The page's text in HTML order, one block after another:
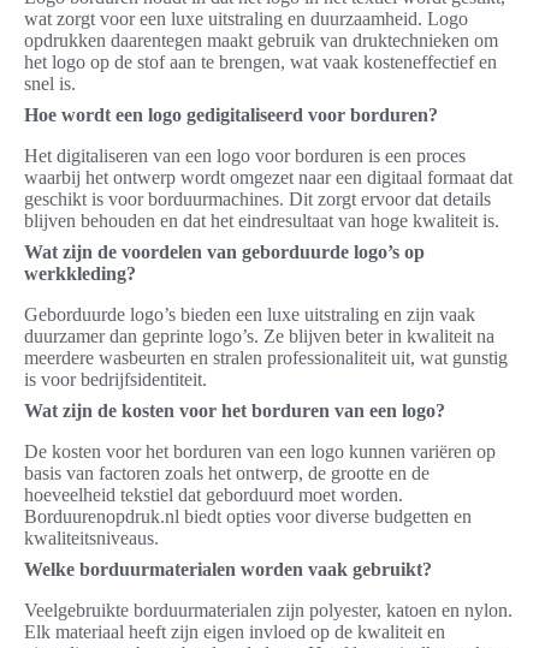
wat zorgt voor een luxe uitstraling en duurzaamheid. Logo
opdrukken daarentegen maakt gebruik van druktechnieken om
het logo op de stof aan te brengen, wat vaak kosteneffectief en
snel is.
Hoe wordt een logo gedigitaliseerd voor borduren?
Het digitaliseren van een logo voor borduren is een proces
waarbij het ontwerp wordt omgezet naar een digitaal formaat dat
geschikt is voor borduurmachines. Dit zorgt ervoor dat details
blijven behouden en dat het eindresultaat van hoge kwaliteit is.
Wat zijn de voordelen van geborduurde logo’s op
werkkleding?
Geborduurde logo’s bieden een luxe uitstraling en zijn vaak
duurzamer dan geprinte logo’s. Ze blijven beter in kwaliteit na
meerdere wasbeurten en stralen professionaliteit uit, wat gunstig
is voor bedrijfsidentiteit.
Wat zijn de kosten voor het borduren van een logo?
De kosten voor het borduren van een logo kunnen variëren op
basis van factoren zoals het ontwerp, de grootte en de
hoeveelheid tekstiel dat geborduurd moet worden.
Borduurenopdruk.nl biedt opties voor diverse budgetten en
kwaliteitsniveaus.
Welke borduurmaterialen worden vaak gebruikt?
Veelgebruikte borduurmaterialen zijn polyester, katoen en nylon.
Elk materiaal heeft zijn eigen invloed op de kwaliteit en